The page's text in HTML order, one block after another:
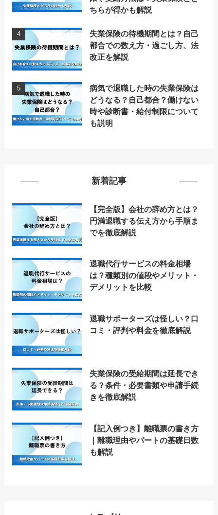
ちらが得かも解説
失業保険の待機期間とは？自己
都合での数え方・過ごし方、法
改正を解説
病気で退職した時の失業保険は
どうなる？自己都合？働けない
時や診断書・給付制限について
も説明
新着記事
【完全版】会社の辞め方とは？
円満退職する伝え方から手順ま
でを徹底解説
退職代行サービスの料金相場
は？種類別の値段やメリット・
デメリットを比較
退職サポーターズは怪しい？口
コミ・評判や料金を徹底解説
失業保険の受給期間は延長でき
る？条件・必要書類や申請手続
きを徹底解説
【記入例つき】離職票の書き方
｜離職理由やパートの基礎日数
も解説